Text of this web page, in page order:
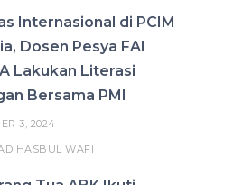
Internasional di PCIM
Dosen Pesya FAI
Lakukan Literasi
Bersama PMI
3, 2024
HASBUL WAFI